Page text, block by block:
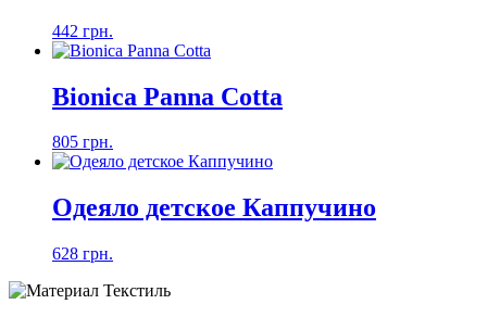
442 грн.
Bionica Panna Cotta
805 грн.
Одеяло детское Каппучино
628 грн.